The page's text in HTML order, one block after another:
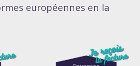
européennes en la